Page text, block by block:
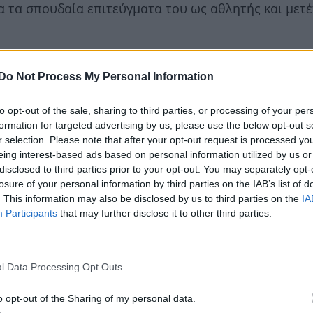
Do Not Process My Personal Information
opt-out of the sale, sharing to third parties, or processing of your
for targeted advertising by us, please use the below opt-out
selection. Please note that after your opt-out request is processed
interest-based ads based on personal information utilized by us
to third parties prior to your opt-out. You may separately
of your personal information by third parties on the IAB’s list of
This information may also be disclosed by us to third parties on the
Participants that may further disclose it to other third parties.
Data Processing Opt Outs
opt-out of the Sharing of my personal data.
σπουδαία επιτεύγματα του ως αθλητής και
για επτά μήνες ότι είμαι χρυσός
Τότε ήταν και η περίοδος που ήμουν πολύ
πλαίσια τα αθλητικά σε μια εφημερίδα. Δεν ήταν
με τι ασχολούμαι “υψηλός πρωταθλητισμός,
πολύ το θέατρο”».